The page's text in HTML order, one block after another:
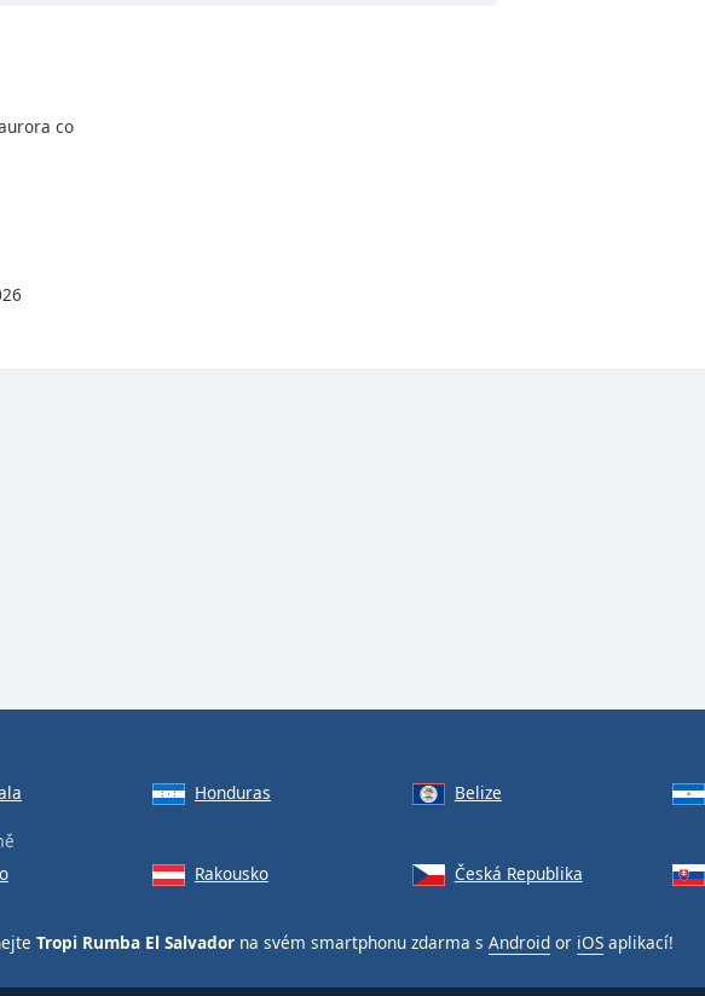
co
Honduras Belize
Rakousko Česká Republika
Tropi Rumba El Salvador na svém smartphonu zdarma s Android or iOS aplikací!